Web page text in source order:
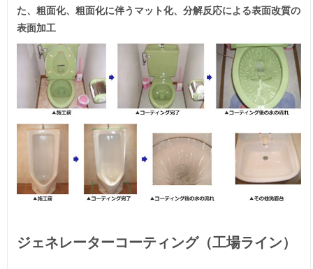
た、粗面化、粗面化に伴うマット化、分解反応による表面改質の
表面加工
ジェネレーターコーティング（工場ライン）